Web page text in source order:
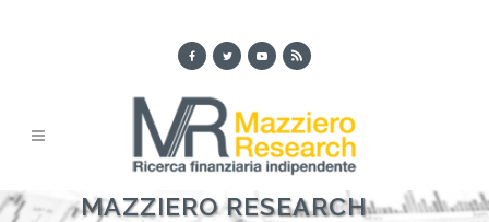
MAZZIERO RESEARCH